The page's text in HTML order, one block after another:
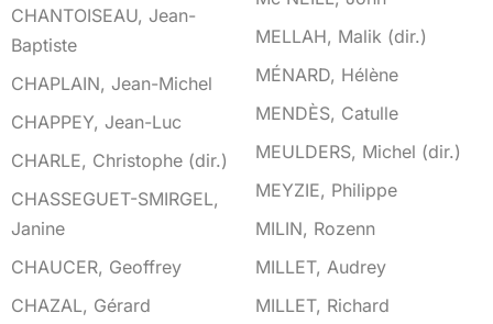
CHANTOISEAU, Jean-
Baptiste
CHAPLAIN, Jean-Michel
CHAPPEY, Jean-Luc
CHARLE, Christophe (dir.)
CHASSEGUET-SMIRGEL,
Janine
CHAUCER, Geoffrey
CHAZAL, Gérard
MELLAH, Malik (dir.)
MÉNARD, Hélène
MENDÈS, Catulle
MEULDERS, Michel (dir.)
MEYZIE, Philippe
MILIN, Rozenn
MILLET, Audrey
MILLET, Richard